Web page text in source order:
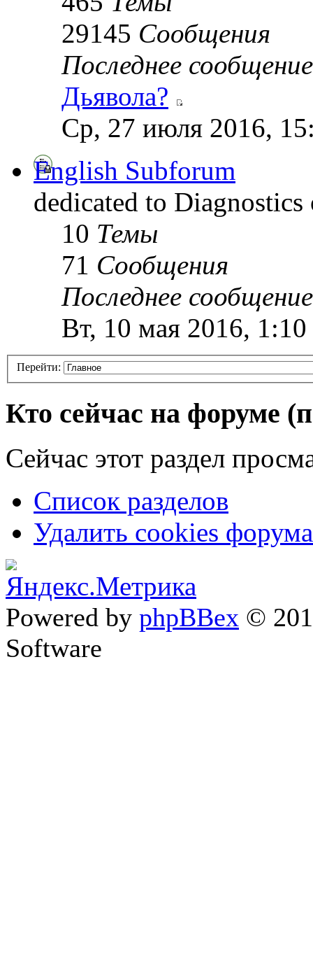
29145 Сообщения
Последнее сообщение
Дьявола?
Ср, 27 июля 2016,
English Subforum
dedicated to
10 Темы
71 Сообщения
Последнее сообщение
Вт, 10 мая 2016, 1:10
Перейти:
Кто сейчас на форуме
Сейчас этот раздел
Список разделов
Удалить cookies форума
Powered by phpBBex ©
Software